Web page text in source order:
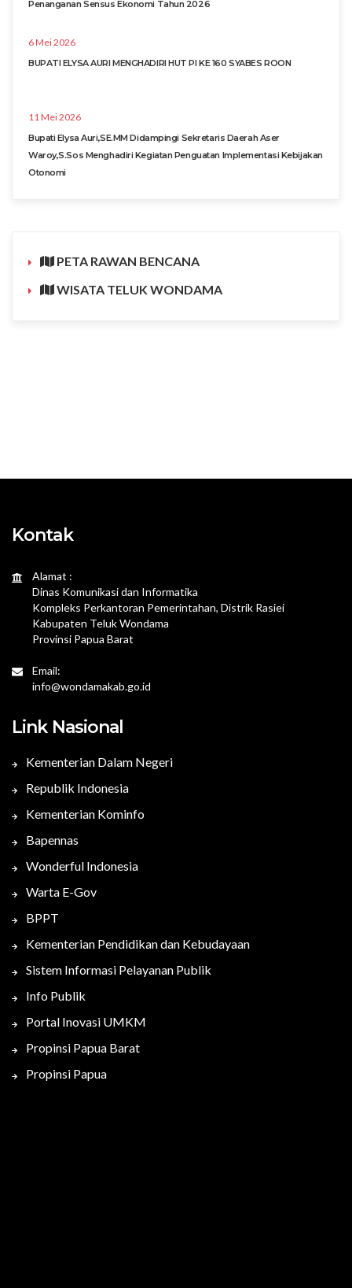
Penanganan Sensus Ekonomi Tahun 2026
6 Mei 2026
BUPATI ELYSA AURI MENGHADIRI HUT PI KE 160 SYABES ROON
11 Mei 2026
Bupati Elysa Auri,SE.MM Didampingi Sekretaris Daerah Aser
Waroy,S.Sos Menghadiri Kegiatan Penguatan Implementasi Kebijakan
Otonomi
PETA RAWAN BENCANA
WISATA TELUK WONDAMA
Kontak
Alamat :
Dinas Komunikasi dan Informatika
Kompleks Perkantoran Pemerintahan, Distrik Rasiei
Kabupaten Teluk Wondama
Provinsi Papua Barat
Email:
info@wondamakab.go.id
Link Nasional
Kementerian Dalam Negeri
Republik Indonesia
Kementerian Kominfo
Bapennas
Wonderful Indonesia
Warta E-Gov
BPPT
Kementerian Pendidikan dan Kebudayaan
Sistem Informasi Pelayanan Publik
Info Publik
Portal Inovasi UMKM
Propinsi Papua Barat
Propinsi Papua